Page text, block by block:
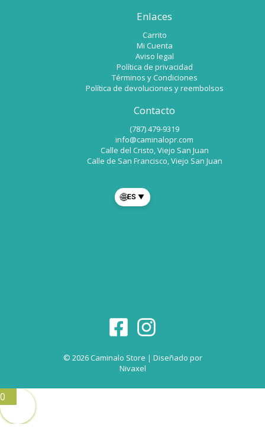
Enlaces
Carrito
Mi Cuenta
Aviso legal
Política de privacidad
Términos y Condiciones
Política de devoluciones y reembolsos
Contacto
(787) 479-9319
info@caminalopr.com
Calle del Cristo, Viejo San Juan
Calle de San Francisco, Viejo San Juan
🌐ES ▼
© 2026 Caminalo Store | Diseñado por
Nivaxel
0